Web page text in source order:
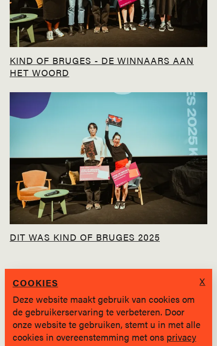
KIND OF BRUGES - DE WINNAARS AAN
HET WOORD
DIT WAS KIND OF BRUGES 2025
SINDS 2019 * BRUGGE
Privacy policy | hallo@jongvolk.be
COOKIES
Deze website maakt gebruik van cookies om
de gebruikerservaring te verbeteren. Door
onze website te gebruiken, stemt u in met alle
cookies in overeenstemming met ons privacy
X